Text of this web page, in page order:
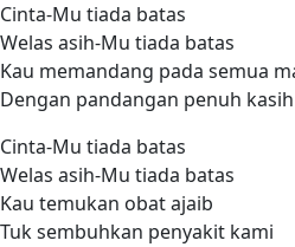
Cinta-Mu tiada batas
Welas asih-Mu tiada batas
Kau memandang pada semua
Dengan pandangan penuh
Cinta-Mu tiada batas
Welas asih-Mu tiada batas
Kau temukan obat ajaib
Tuk sembuhkan penyakit kami